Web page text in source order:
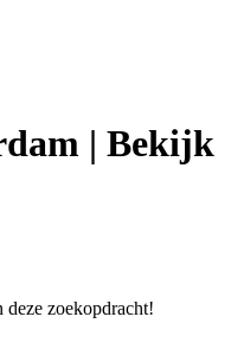
| Bekijk
deze zoekopdracht!